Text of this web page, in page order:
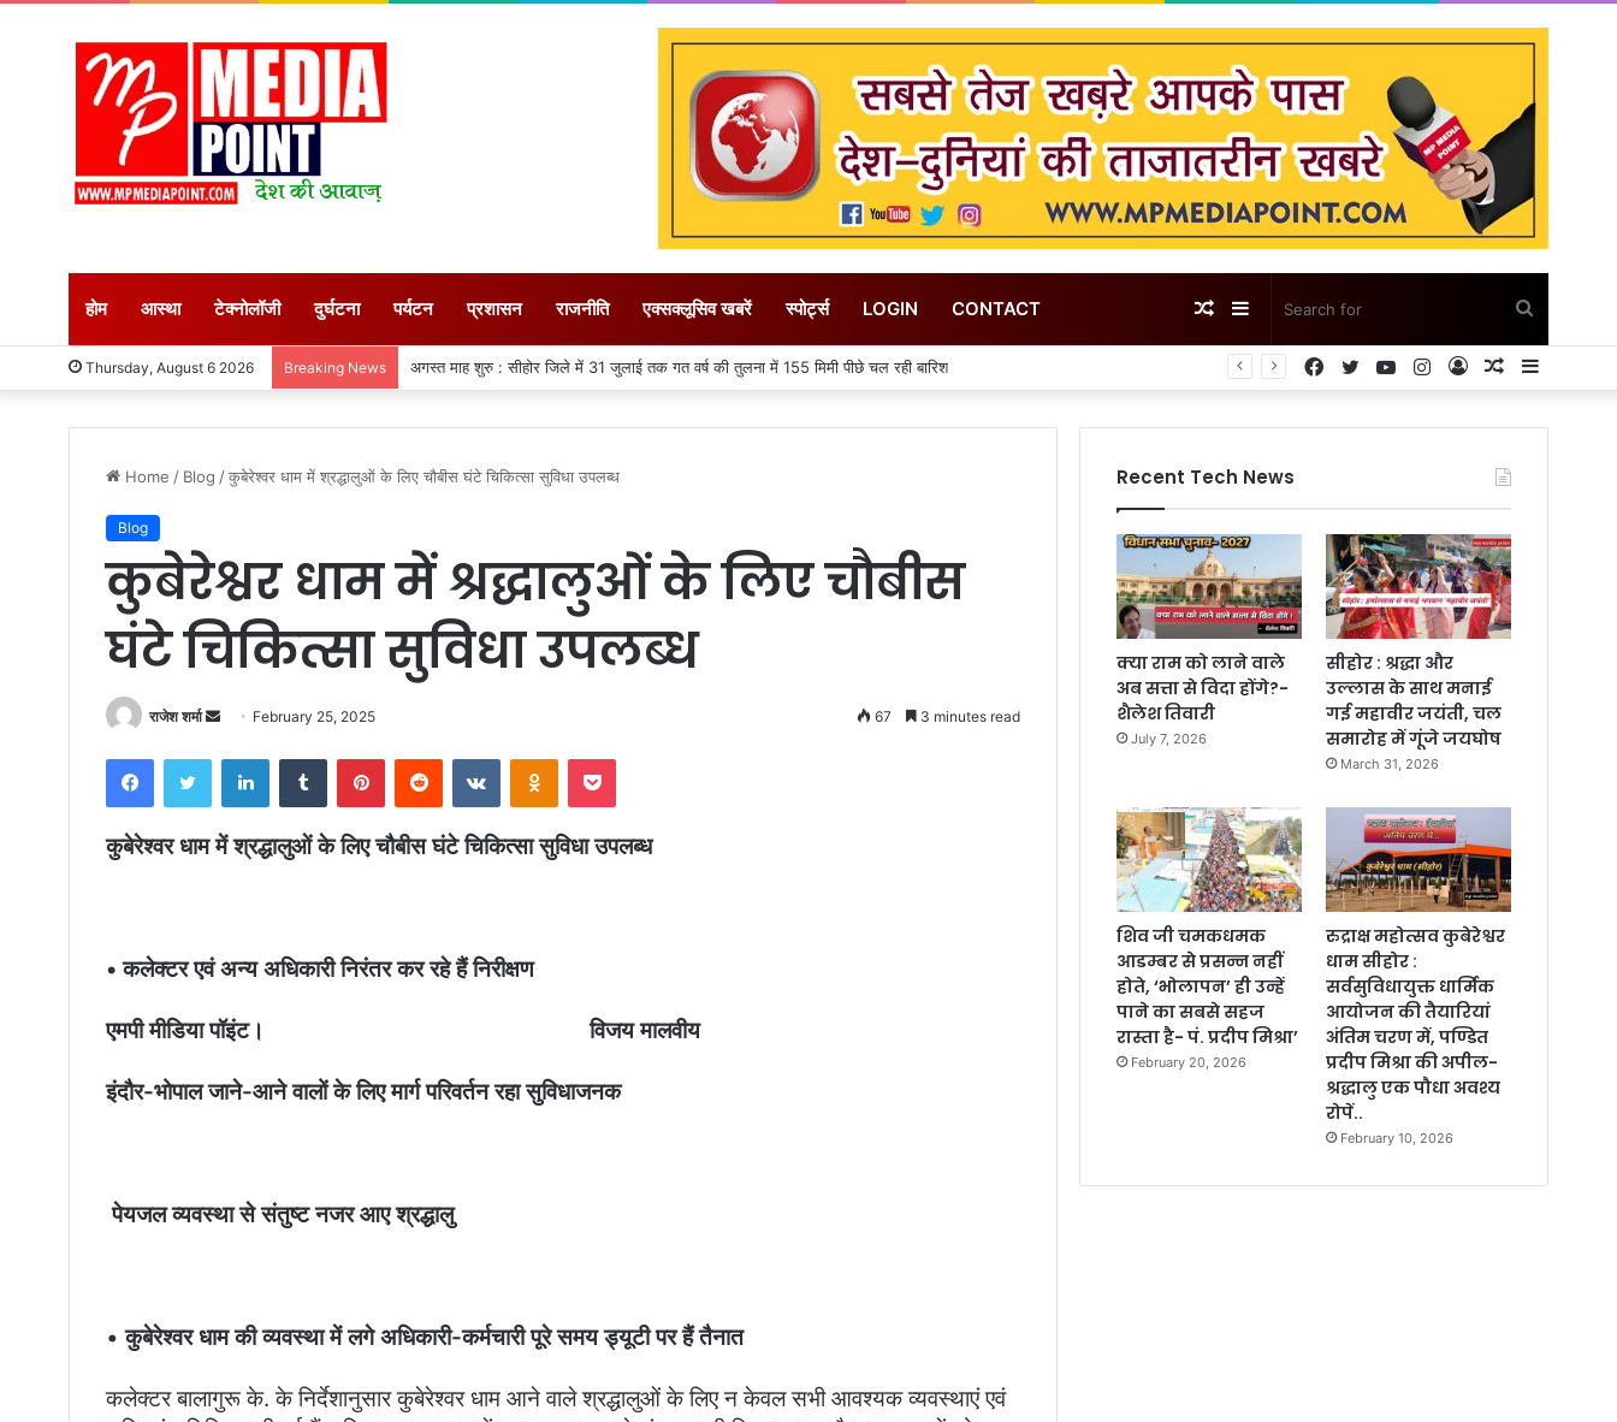
होम आस्था टेक्नोलॉजी दुर्घटना पर्यटन प्रशासन राजनीति एक्सक्लूसिव खबरें स्पोर्ट्स LOGIN CONTACT
for
Sidebar
Random
Article
Thursday, August 6 2026 Breaking News जापान : शक्तिशाली भूकंप से शॉपिंग मॉल की दूसरी मंजिल ढही, मकवे में फंसे 50 से अधिक लोग
Random
Log
Instagram
YouTube
Twitter
Facebook
Home / Blog /कुबेरेश्वर धाम में श्रद्धालुओं के लिए चौबीस घंटे चिकित्सा सुविधा उपलब्ध
Blog
कुबेरेश्वर धाम में श्रद्धालुओं के लिए चौबीस
घंटे चिकित्सा सुविधा उपलब्ध
राजेश शर्मा
d
a
i
February 25, 2025 67 3 minutes read
कुबेरेश्वर धाम में श्रद्धालुओं के लिए चौबीस घंटे चिकित्सा सुविधा उपलब्ध
• कलेक्टर एवं अन्य अधिकारी निरंतर कर रहे हैं निरीक्षण
एमपी मीडिया पॉइंट। विजय मालवीय
इंदौर-भोपाल जाने-आने वालों के लिए मार्ग परिवर्तन रहा सुविधाजनक
पेयजल व्यवस्था से संतुष्ट नजर आए श्रद्धालु
•कुबेरेश्वर धाम की व्यवस्था में लगे अधिकारी-कर्मचारी पूरे समय ड्यूटी पर हैं तैनात
कलेक्टर बालागुरू के. के निर्देशानुसार कुबेरेश्वर धाम आने वाले श्रद्धालुओं के लिए न केवल सभी आवश्यक व्यवस्थाएं एवं
Recent Tech News
क्या राम को लाने वाले
अब सत्ता से विदा होंगे?-
शैलेश तिवारी
July 7, 2026
सीहोर : श्रद्धा और
उल्लास के साथ मनाई
गई महावीर जयंती, चल
समारोह में गूंजे जयघोष
March 31, 2026
शिव जी चमकधमक
आडम्बर से प्रसन्न नहीं
होते, ‘भोलापन’ ही उन्हें
पाने का सबसे सहज
रास्ता है- पं. प्रदीप मिश्रा’
February 20, 2026
रुद्राक्ष महोत्सव कुबेरेश्वर
धाम सीहोर :
सर्वसुविधायुक्त धार्मिक
आयोजन की तैयारियां
अंतिम चरण में, पण्डित
प्रदीप मिश्रा की अपील-
श्रद्धालु एक पौधा अवश्य
रोपें..
February 10, 2026